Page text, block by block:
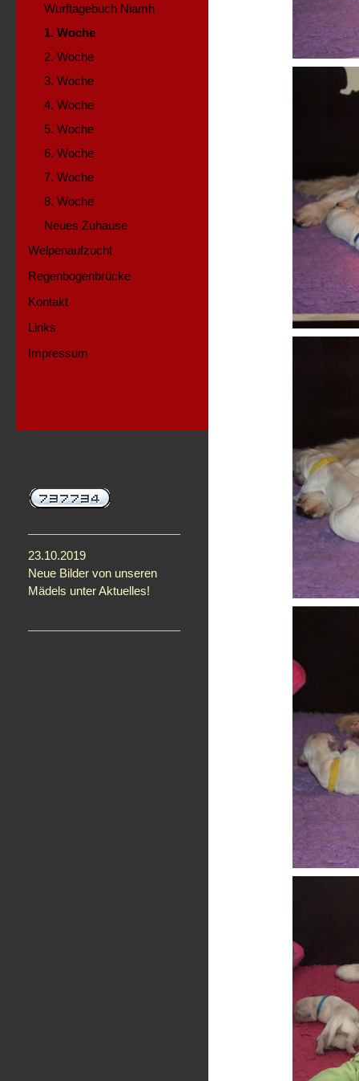
Wurftagebuch Niamh
1. Woche
2. Woche
3. Woche
4. Woche
5. Woche
6. Woche
7. Woche
8. Woche
Neues Zuhause
Welpenaufzucht
Regenbogenbrücke
Kontakt
Links
Impressum
23.10.2019
Neue Bilder von unseren
Mädels unter Aktuelles!